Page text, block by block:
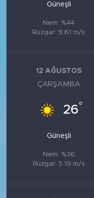
Güneşli
Nem: %44
Rüzgar: 9.61 m/s
12 AĞUSTOS
ÇARŞAMBA
26°
Güneşli
Nem: %36
Rüzgar: 5.19 m/s